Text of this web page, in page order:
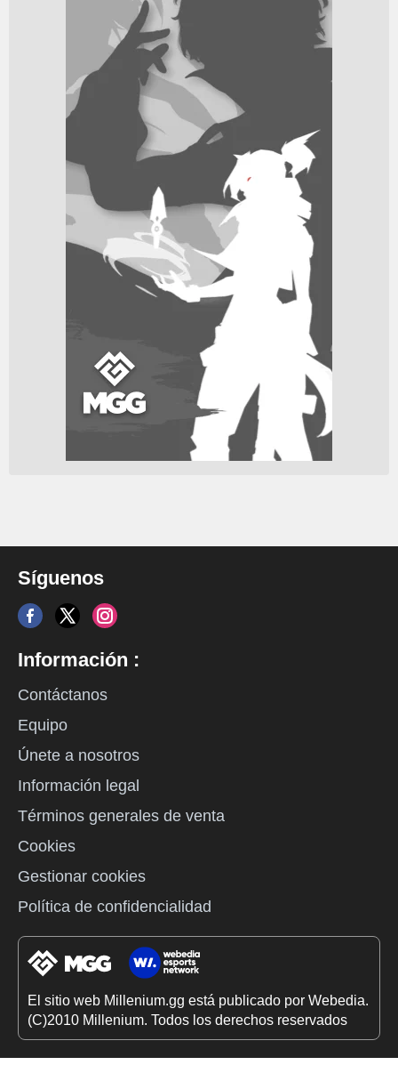
Síguenos
Información :
Contáctanos
Equipo
Únete a nosotros
Información legal
Términos generales de venta
Cookies
Gestionar cookies
Política de confidencialidad
El sitio web Millenium.gg está publicado por Webedia.
(C)2010 Millenium. Todos los derechos reservados